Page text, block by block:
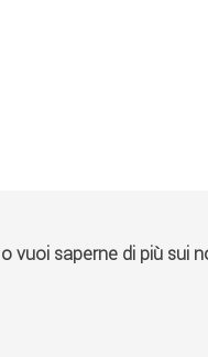
vuoi saperne di più sui